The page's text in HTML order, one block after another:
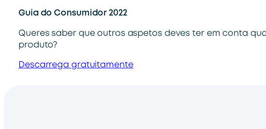
Guia do Consumidor 2022
Queres saber que outros aspetos deves ter em conta
produto?
Descarrega gratuitamente